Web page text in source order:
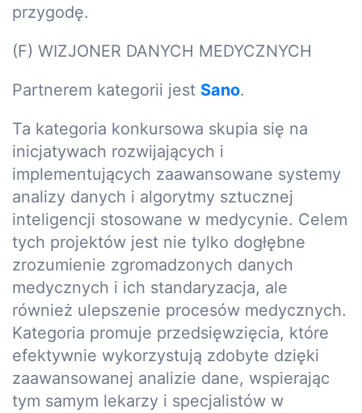
przygodę.
(F) WIZJONER DANYCH MEDYCZNYCH
Partnerem kategorii jest Sano.
Ta kategoria konkursowa skupia się na
inicjatywach rozwijających i
implementujących zaawansowane systemy
analizy danych i algorytmy sztucznej
inteligencji stosowane w medycynie. Celem
tych projektów jest nie tylko dogłębne
zrozumienie zgromadzonych danych
medycznych i ich standaryzacja, ale
również ulepszenie procesów medycznych.
Kategoria promuje przedsięwzięcia, które
efektywnie wykorzystują zdobyte dzięki
zaawansowanej analizie dane, wspierając
tym samym lekarzy i specjalistów w